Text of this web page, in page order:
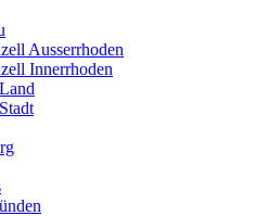
Ausserrhoden
Innerrhoden